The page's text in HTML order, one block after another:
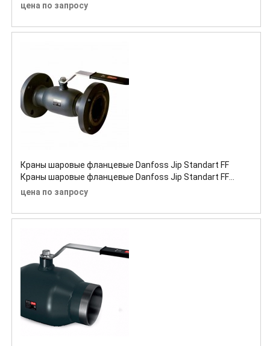
Фильтр сетчатый Danfoss FVR-D со спускным краном
цена по запросу
Краны шаровые фланцевые Danfoss Jip Standart FF
Краны шаровые фланцевые Danfoss Jip Standart FF
Краны шаровые фланцевые Danfoss Jip Standart FF
цена по запросу